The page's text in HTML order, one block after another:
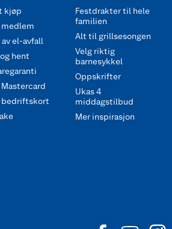
kjøp
medlem
av el-avfall
hent
bedriftskort
Festdrakter til hele
familien
Alt til grillsesongen
Velg riktig
barnesykkel
Oppskrifter
Ukas 4
middagstilbud
Mer inspirasjon